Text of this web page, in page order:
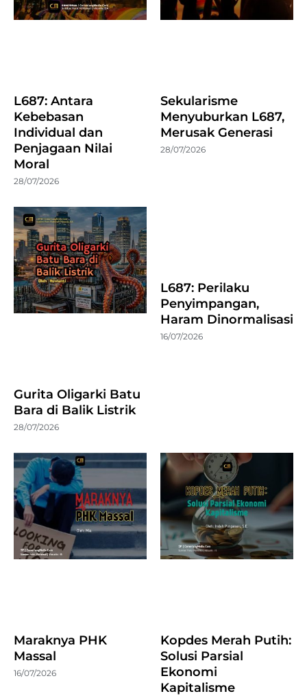
L687: Antara
Kebebasan
Individual dan
Penjagaan Nilai
Moral
28/07/2026
Sekularisme
Menyuburkan L687,
Merusak Generasi
28/07/2026
Gurita Oligarki Batu
Bara di Balik Listrik
28/07/2026
L687: Perilaku
Penyimpangan,
Haram Dinormalisasi
16/07/2026
Maraknya PHK
Massal
16/07/2026
Kopdes Merah Putih:
Solusi Parsial
Ekonomi
Kapitalisme